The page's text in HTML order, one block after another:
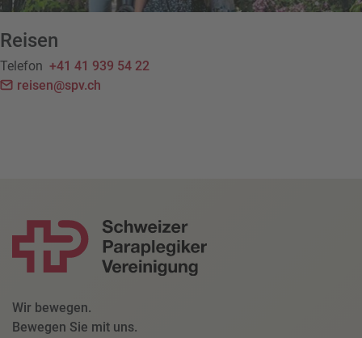
Reisen
Telefon +41 41 939 54 22
reisen@spv.ch
Wir bewegen.
Bewegen Sie mit uns.